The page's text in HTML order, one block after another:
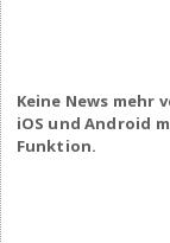
Keine News mehr
iOS und Android
Funktion.